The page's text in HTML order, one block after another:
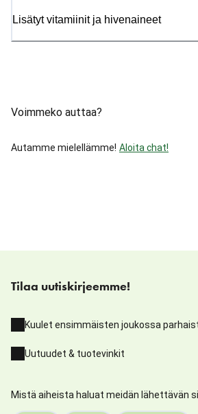
Lisätyt vitamiinit ja hivenaineet
Voimmeko auttaa?
Autamme mielellämme! Aloita chat!
Tilaa uutiskirjeemme!
Kuulet ensimmäisten joukossa
Uutuudet & tuotevinkit
Mistä aiheista haluat meidän lähettävän